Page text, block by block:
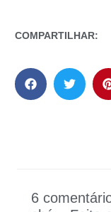
COMPARTILHAR:
6